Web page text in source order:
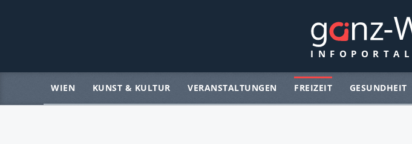
WIEN KUNST & KULTUR VERANSTALTUNGEN FREIZEIT GESUNDHEIT